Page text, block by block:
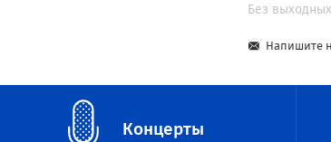
Без выходных
Напишите
Концерты